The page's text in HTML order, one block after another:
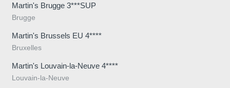
Martin's Brugge 3***SUP
Brugge
Martin's Brussels EU 4****
Bruxelles
Martin's Louvain-la-Neuve 4****
Louvain-la-Neuve